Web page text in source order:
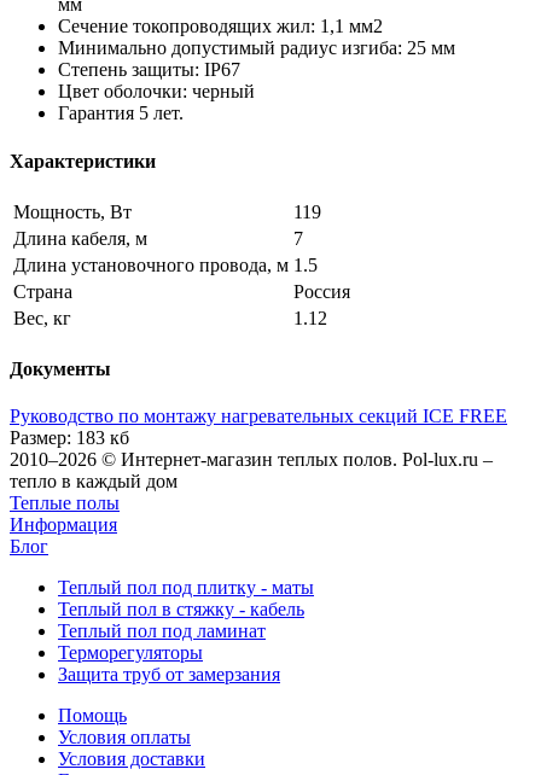
мм
Сечение токопроводящих жил: 1,1 мм2
Минимально допустимый радиус изгиба: 25 мм
Степень защиты: IP67
Цвет оболочки: черный
Гарантия 5 лет.
Характеристики
Мощность, Вт
119
Длина кабеля, м
7
Длина установочного провода, м 1.5
Страна
Россия
Вес, кг
1.12
Документы
Руководство по монтажу нагревательных секций ICE FREE
Размер: 183 кб
2010–2026 © Интернет-магазин теплых полов. Pol-lux.ru –
тепло в каждый дом
Теплые полы
Информация
Блог
Теплый пол под плитку - маты
Теплый пол в стяжку - кабель
Теплый пол под ламинат
Терморегуляторы
Защита труб от замерзания
Помощь
Условия оплаты
Условия доставки